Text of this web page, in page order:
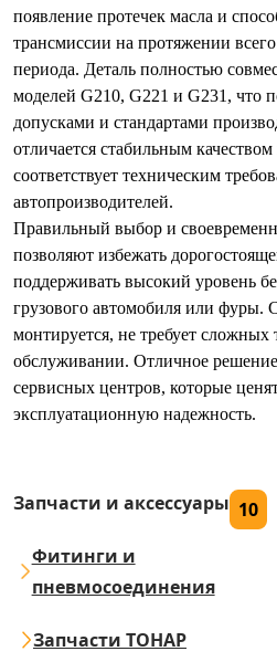
появление протечек масла и
трансмиссии на протяжении
периода. Деталь полностью
моделей G210, G221 и G231, что
допусками и стандартами
отличается стабильным
соответствует техническим
автопроизводителей.
Правильный выбор и
позволяют избежать
поддерживать высокий уровень
грузового автомобиля или фуры.
монтируется, не требует
обслуживании. Отличное решение
сервисных центров, которые
эксплуатационную надежность.
Запчасти и аксессуары 10
Фитинги и
пневмосоединения
Запчасти ТОНАР